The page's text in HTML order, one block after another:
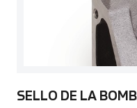
SELLO DE LA